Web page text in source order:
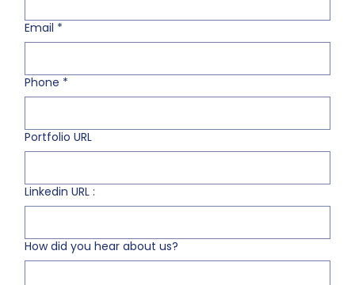
Email *
Phone *
Portfolio URL
Linkedin URL :
How did you hear about us?